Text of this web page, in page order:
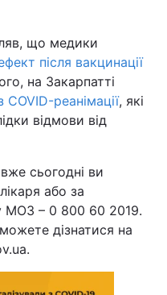
що медики
після вакцинації
на Закарпатті
реанімації, які
відмови від
сьогодні ви
або за
МОЗ – 0 800 60 2019.
дізнатися на